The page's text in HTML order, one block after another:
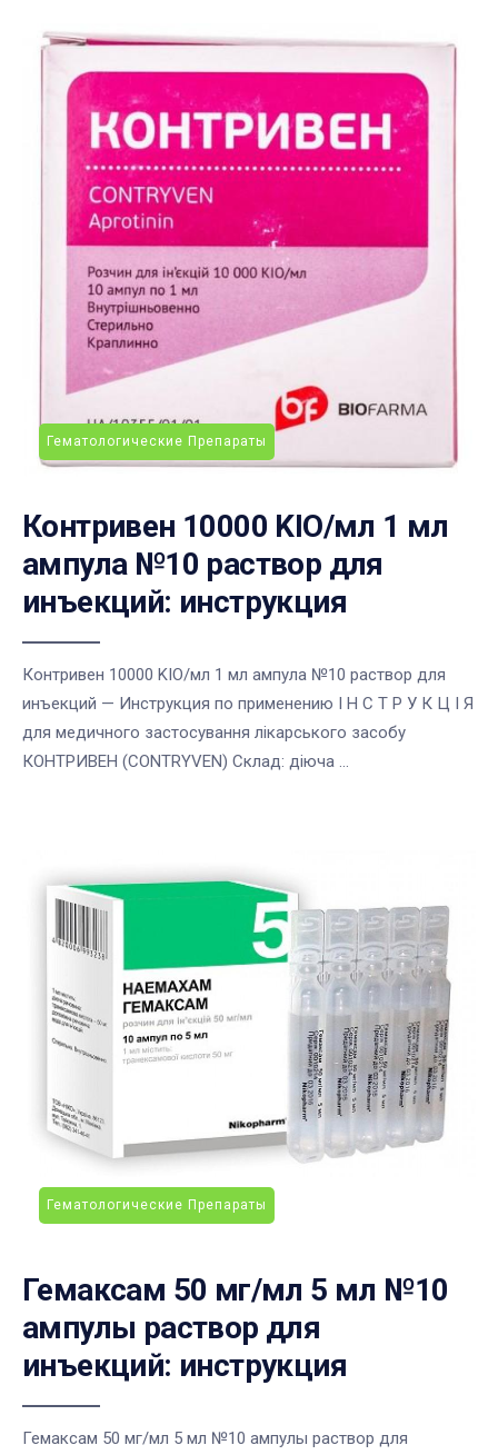
Гематологические Препараты
Контривен 10000 KIO/мл 1 мл
ампула №10 раствор для
инъекций: инструкция
Контривен 10000 KIO/мл 1 мл ампула №10 раствор для
инъекций — Инструкция по применению І Н С Т Р У К Ц І Я
для медичного застосування лікарського засобу
КОНТРИВЕН (CONTRYVEN) Cклад: діюча ...
Гематологические Препараты
Гемаксам 50 мг/мл 5 мл №10
ампулы раствор для
инъекций: инструкция
Гемаксам 50 мг/мл 5 мл №10 ампулы раствор для